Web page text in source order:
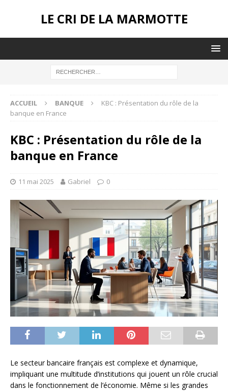
LE CRI DE LA MARMOTTE
ACCUEIL BANQUE
KBC : Présentation du rôle de la
banque en France
KBC : Présentation du rôle de la
banque en France
11 mai 2025 Gabriel 0
Le secteur bancaire français est complexe et dynamique,
impliquant une multitude d’institutions qui jouent un rôle crucial
dans le fonctionnement de l’économie. Même si les grandes